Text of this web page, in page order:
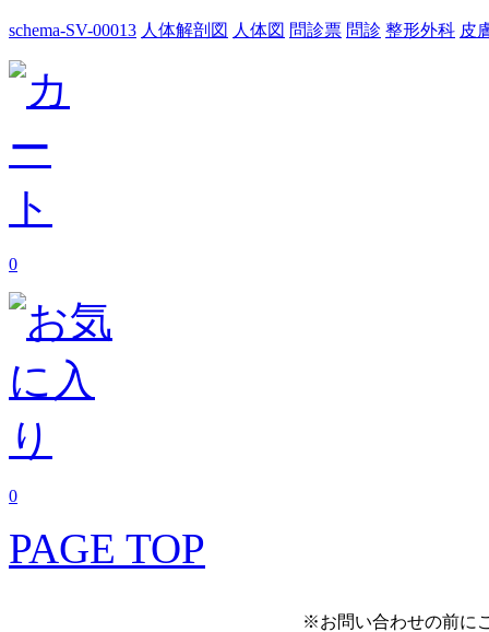
schema-SV-00013 人体解剖図 人体図 問診票 問診 整形外科 皮
0
0
PAGE TOP
※お問い合わせの前に